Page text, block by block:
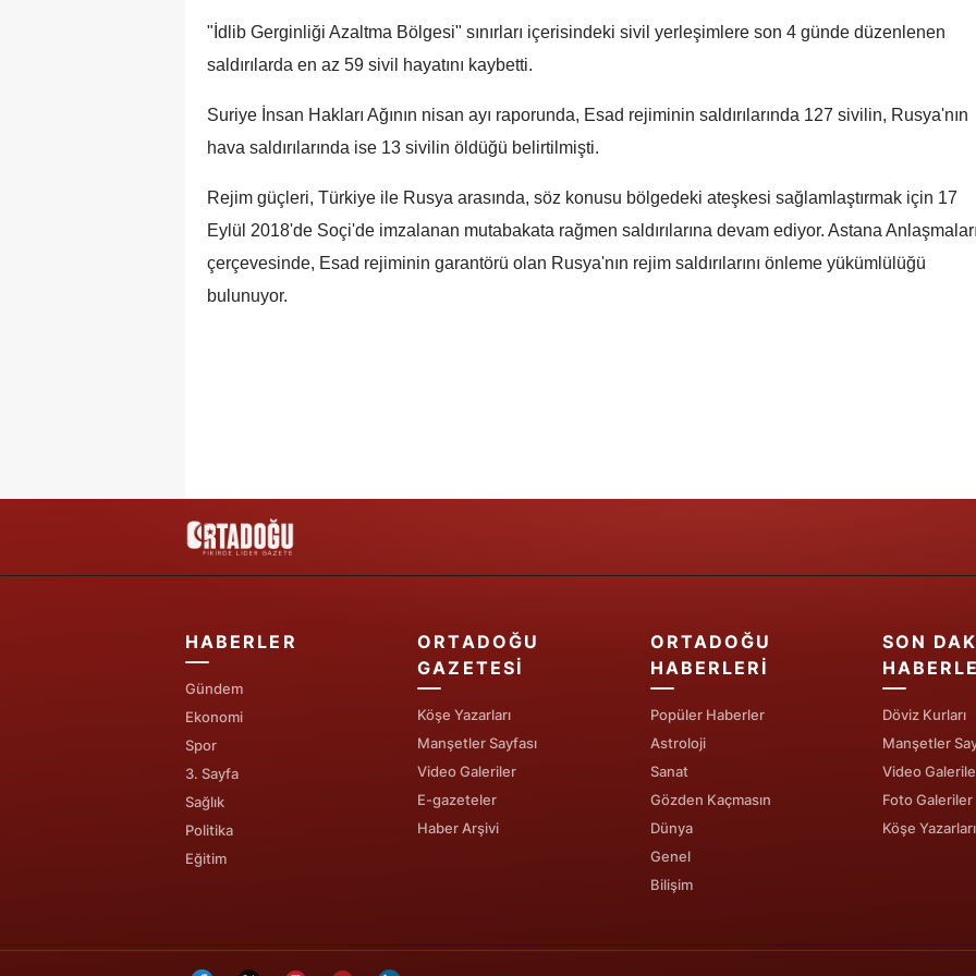
Malatya
Kahramanmaraş
Muğla
Muş
Trabzon
Tunceli
Şanlıurfa
"İdlib Gerginliği Azaltma Bölgesi" sınırları içerisindeki sivil yerleşimlere son 4 günde düzenlenen
saldırılarda en az 59 sivil hayatını kaybetti.
Suriye İnsan Hakları Ağının nisan ayı raporunda, Esad rejiminin saldırılarında 127 sivilin, Rusya'nın
hava saldırılarında ise 13 sivilin öldüğü belirtilmişti.
Rejim güçleri, Türkiye ile Rusya arasında, söz konusu bölgedeki ateşkesi sağlamlaştırmak için 17
Eylül 2018'de Soçi'de imzalanan mutabakata rağmen saldırılarına devam ediyor. Astana
çerçevesinde, Esad rejiminin garantörü olan Rusya'nın rejim saldırılarını önleme yükümlülüğü
bulunuyor.
HABERLER
Gündem
Ekonomi
Spor
3. Sayfa
Sağlık
Politika
Eğitim
ORTADOĞU
GAZETESI
Köşe Yazarları
Manşetler Sayfası
Video Galeriler
E-gazeteler
Haber Arşivi
ORTADOĞU
HABERLERI
Popüler Haberler
Astroloji
Sanat
Gözden Kaçmasın
Dünya
Genel
Bilişim
SON
Döviz Kurları
Manşetler
Video
Foto Galeriler
Köşe Yazarları